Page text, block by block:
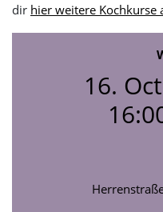
dir hier weitere Kochkurse
16.